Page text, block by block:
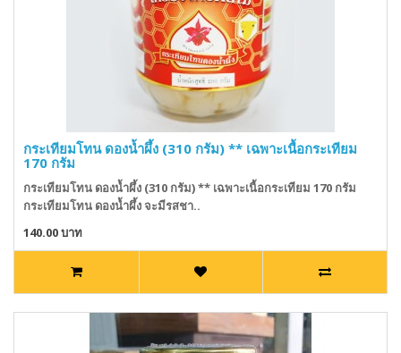
กระเทียมโทน ดองน้ำผึ้ง (310 กรัม) ** เฉพาะเนื้อกระเทียม
170 กรัม
กระเทียมโทน ดองน้ำผึ้ง (310 กรัม) ** เฉพาะเนื้อกระเทียม 170 กรัม
กระเทียมโทน ดองน้ำผึ้ง จะมีรสชา..
140.00 บาท